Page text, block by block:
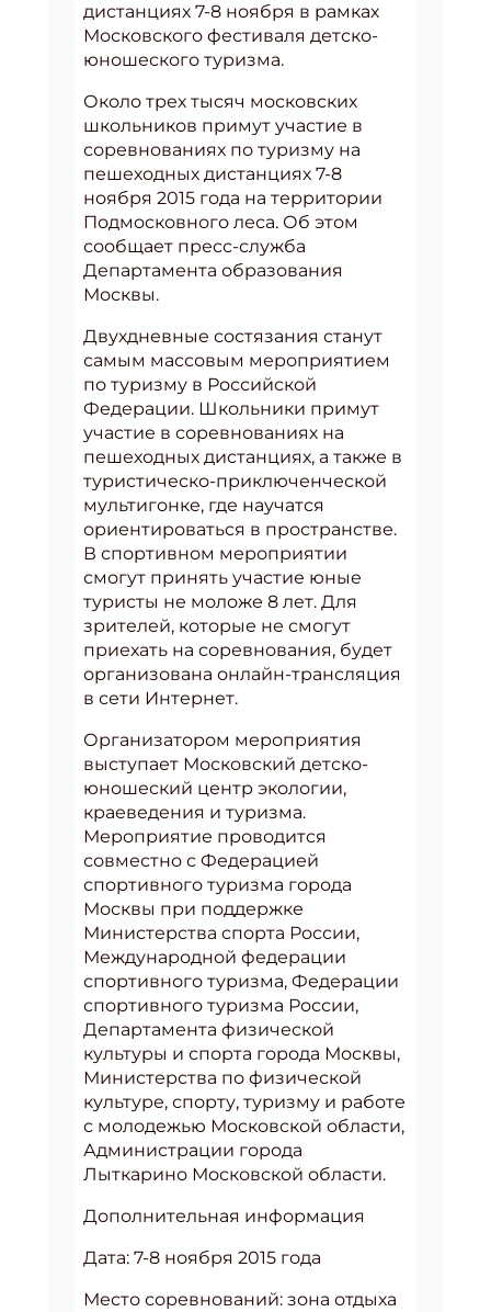
дистанциях 7-8 ноября в рамках
Московского фестиваля детско-
юношеского туризма.
Около трех тысяч московских
школьников примут участие в
соревнованиях по туризму на
пешеходных дистанциях 7-8
ноября 2015 года на территории
Подмосковного леса. Об этом
сообщает пресс-служба
Департамента образования
Москвы.
Двухдневные состязания станут
самым массовым мероприятием
по туризму в Российской
Федерации. Школьники примут
участие в соревнованиях на
пешеходных дистанциях, а также в
туристическо-приключенческой
мультигонке, где научатся
ориентироваться в пространстве.
В спортивном мероприятии
смогут принять участие юные
туристы не моложе 8 лет. Для
зрителей, которые не смогут
приехать на соревнования, будет
организована онлайн-трансляция
в сети Интернет.
Организатором мероприятия
выступает Московский детско-
юношеский центр экологии,
краеведения и туризма.
Мероприятие проводится
совместно с Федерацией
спортивного туризма города
Москвы при поддержке
Министерства спорта России,
Международной федерации
спортивного туризма, Федерации
спортивного туризма России,
Департамента физической
культуры и спорта города Москвы,
Министерства по физической
культуре, спорту, туризму и работе
с молодежью Московской области,
Администрации города
Лыткарино Московской области.
Дополнительная информация
Дата: 7-8 ноября 2015 года
Место соревнований: зона отдыха